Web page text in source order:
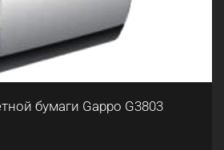
бумаги Gappo G3803